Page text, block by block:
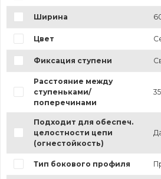
Ширина
Цвет
Фиксация ступени
Расстояние между
ступеньками/
поперечинами
Подходит для обеспеч.
целостности цепи
(огнестойкость)
Тип бокового профиля